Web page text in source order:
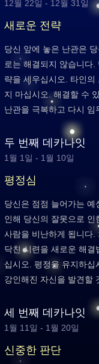
12월 22일 - 12월 31일
새로운 전략
당신 앞에 놓은 난관은
로는 해결되지 않습니다
략을 세우십시오. 타인
지 마십시오. 해결할 수
난관을 극복하고 다시
두 번째 데카나잇
1월 1일 - 1월 10일
평정심
당신은 점점 늘어가는
인해 당신의 잘못으로
사람을 비난하게 됩니다
닥친 시련을 새로운 해
십시오. 평정을 유지하
강인해진 자신을 발견할
세 번째 데카나잇
1월 11일 - 1월 20일
신중한 판단